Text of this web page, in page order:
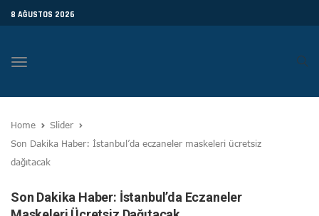
8 AĞUSTOS 2026
Toggle
Home
Slider
Son Dakika Haber: İstanbul’da eczaneler maskeleri ücretsiz
dağıtacak
Son Dakika Haber: İstanbul’da Eczaneler